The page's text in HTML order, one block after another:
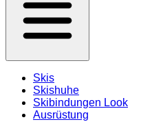
Skis
Skishuhe
Skibindungen Look
Ausrüstung